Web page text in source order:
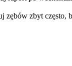
zbyt często,